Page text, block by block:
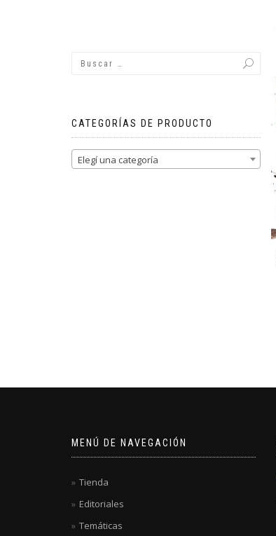
CATEGORÍAS DE PRODUCTO
Elegí una categoría
MENÚ DE NAVEGACIÓN
Tienda
Editoriales
Temáticas